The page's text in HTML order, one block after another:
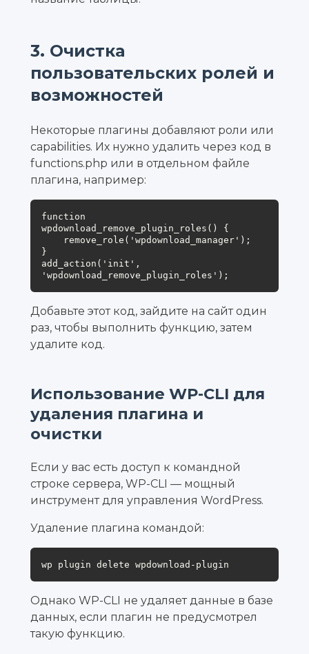
3. Очистка
пользовательских ролей и
возможностей
Некоторые плагины добавляют роли или
capabilities. Их нужно удалить через код в
functions.php или в отдельном файле
плагина, например:
function
wpdownload_remove_plugin_roles() {
}
add_action('init',
'wpdownload_remove_plugin_roles');
Добавьте этот код, зайдите на сайт один
раз, чтобы выполнить функцию, затем
удалите код.
Использование WP-CLI для
удаления плагина и
очистки
Если у вас есть доступ к командной
строке сервера, WP-CLI — мощный
инструмент для управления WordPress.
Удаление плагина командой:
wp plugin delete wpdownload-plugin
Однако WP-CLI не удаляет данные в базе
данных, если плагин не предусмотрел
такую функцию.